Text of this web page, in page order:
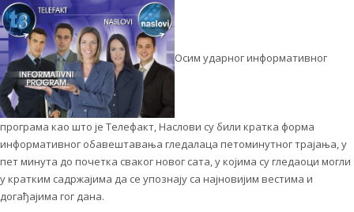
Осим ударног информативног
програма као што је Телефакт, Наслови су били кратка форма
информативног обавештавања гледалаца петоминутног трајања, у
пет минута до почетка сваког новог сата, у којима су гледаоци могли
у кратким садржајима да се упознају са најновијим вестима и
догађајима гог дана.